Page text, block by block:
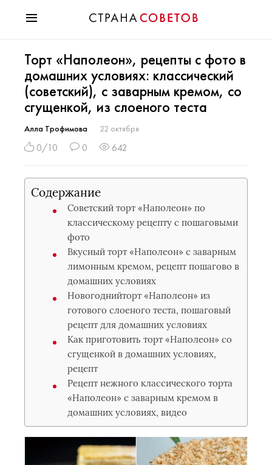
Мода
Звезды
Гороскопы
Здоровье
Психология
Хобби
Праздники
Торт «Наполеон», рецепты с фото в
домашних условиях: классический
(советский), с заварным кремом, со
сгущенкой, из слоеного теста
Алла Трофимова 22 октября
0/10 0 642
Содержание
Советский торт «Наполеон» по
классическому рецепту с пошаговыми
фото
Вкусный торт «Наполеон» с заварным
лимонным кремом, рецепт пошагово в
домашних условиях
Новогоднийторт «Наполеон» из
готового слоеного теста, пошаговый
рецепт для домашних условиях
Как приготовить торт «Наполеон» со
сгущенкой в домашних условиях,
рецепт
Рецепт нежного классического торта
«Наполеон» с заварным кремом в
домашних условиях, видео